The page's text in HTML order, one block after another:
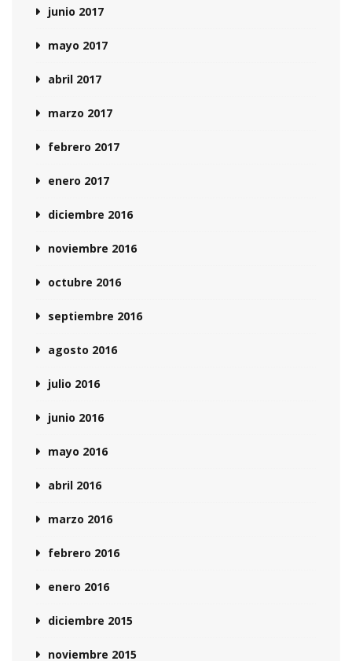
junio 2017
mayo 2017
abril 2017
marzo 2017
febrero 2017
enero 2017
diciembre 2016
noviembre 2016
octubre 2016
septiembre 2016
agosto 2016
julio 2016
junio 2016
mayo 2016
abril 2016
marzo 2016
febrero 2016
enero 2016
diciembre 2015
noviembre 2015